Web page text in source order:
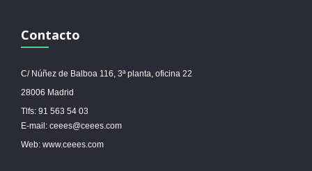
Contacto
C/ Núñez de Balboa 116, 3ª planta, oficina 22
28006 Madrid
Tlfs: 91 563 54 03
E-mail: ceees@ceees.com
Web: www.ceees.com